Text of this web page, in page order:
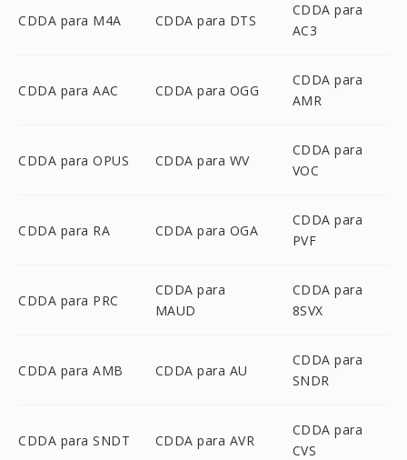
CDDA para M4A CDDA para DTS
CDDA para
AC3
CDDA para AAC CDDA para OGG
CDDA para
AMR
CDDA para OPUS CDDA para WV
CDDA para
VOC
CDDA para RA CDDA para OGA
CDDA para
PVF
CDDA para PRC
CDDA para
MAUD
CDDA para
8SVX
CDDA para AMB CDDA para AU
CDDA para
SNDR
CDDA para SNDT CDDA para AVR
CDDA para
CVS